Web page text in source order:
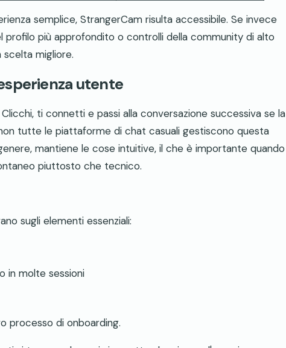
semplice, StrangerCam risulta accessibile. Se invece
più approfondito o controlli della community di alto
migliore.
utente
ti connetti e passi alla conversazione successiva se la
tutte le piattaforme di chat casuali gestiscono questa
mantiene le cose intuitive, il che è importante quando
piuttosto che tecnico.
sugli elementi essenziali:
in molte sessioni
processo di onboarding.